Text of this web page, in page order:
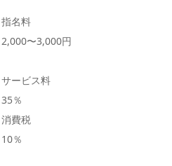
指名料
2,000〜3,000円
サービス料
35％
消費税
10％